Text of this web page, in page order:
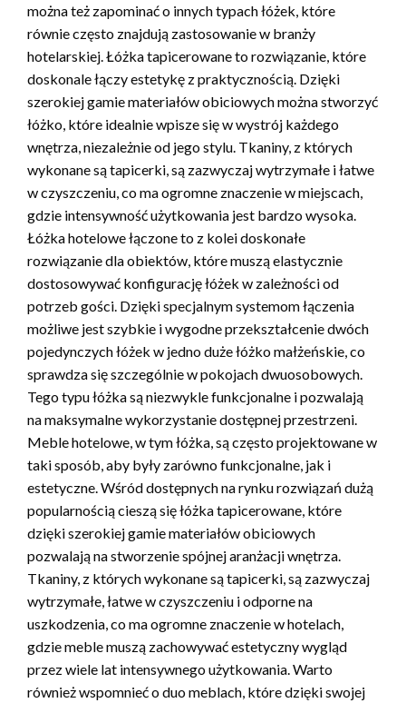
można też zapominać o innych typach łóżek, które
równie często znajdują zastosowanie w branży
hotelarskiej. Łóżka tapicerowane to rozwiązanie, które
doskonale łączy estetykę z praktycznością. Dzięki
szerokiej gamie materiałów obiciowych można stworzyć
łóżko, które idealnie wpisze się w wystrój każdego
wnętrza, niezależnie od jego stylu. Tkaniny, z których
wykonane są tapicerki, są zazwyczaj wytrzymałe i łatwe
w czyszczeniu, co ma ogromne znaczenie w miejscach,
gdzie intensywność użytkowania jest bardzo wysoka.
Łóżka hotelowe łączone to z kolei doskonałe
rozwiązanie dla obiektów, które muszą elastycznie
dostosowywać konfigurację łóżek w zależności od
potrzeb gości. Dzięki specjalnym systemom łączenia
możliwe jest szybkie i wygodne przekształcenie dwóch
pojedynczych łóżek w jedno duże łóżko małżeńskie, co
sprawdza się szczególnie w pokojach dwuosobowych.
Tego typu łóżka są niezwykle funkcjonalne i pozwalają
na maksymalne wykorzystanie dostępnej przestrzeni.
Meble hotelowe, w tym łóżka, są często projektowane w
taki sposób, aby były zarówno funkcjonalne, jak i
estetyczne. Wśród dostępnych na rynku rozwiązań dużą
popularnością cieszą się łóżka tapicerowane, które
dzięki szerokiej gamie materiałów obiciowych
pozwalają na stworzenie spójnej aranżacji wnętrza.
Tkaniny, z których wykonane są tapicerki, są zazwyczaj
wytrzymałe, łatwe w czyszczeniu i odporne na
uszkodzenia, co ma ogromne znaczenie w hotelach,
gdzie meble muszą zachowywać estetyczny wygląd
przez wiele lat intensywnego użytkowania. Warto
również wspomnieć o duo meblach, które dzięki swojej